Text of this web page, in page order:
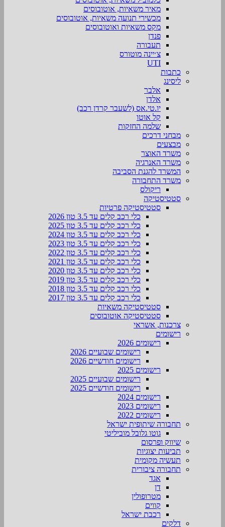
מאיר משאיות, אוטובוסים
מכשירי תנועה משאיות, אוטובוסים
מקס משאיות ואוטובוסים
פנדן
תעבורה
צ׳יינה מוטורס
UTI
כתבות
ליסינג
אלבר
אלדן
יו.טי.אס (לשעבר קרדן רכב)
קל אוטו
שלמה החזקות
מבחני דרכים
מבצעים
משרד האוצר
משרד האנרגיה
המשרד להגנת הסביבה
משרד התחבורה
ריקולס
סטטיסטיקה
סטטיסטיקה פרטיות
כלי רכב קלים עד 3.5 טון 2026
כלי רכב קלים עד 3.5 טון 2025
כלי רכב קלים עד 3.5 טון 2024
כלי רכב קלים עד 3.5 טון 2023
כלי רכב קלים עד 3.5 טון 2022
כלי רכב קלים עד 3.5 טון 2021
כלי רכב קלים עד 3.5 טון 2020
כלי רכב קלים עד 3.5 טון 2019
כלי רכב קלים עד 3.5 טון 2018
כלי רכב קלים עד 3.5 טון 2017
סטטיסטיקה משאיות
סטטיסטיקה אוטובוסים
צרכנות, אשראי
רישומים
רישומים 2026
רישומים שבועיים 2026
רישומים חודשיים 2026
רישומים 2025
רישומים שבועיים 2025
רישומים חודשיים 2025
רישומים 2024
רישומים 2023
רישומים 2022
תחבורה שיתופית ישראל
גוטו גלובל מוביליטי
שיווק ופרסום
תביעות יצוגיות
תעשיה מקומית
תחבורה ציבורית
אגד
דן
מטרופולין
קווים
רכבת ישראל
דלקים